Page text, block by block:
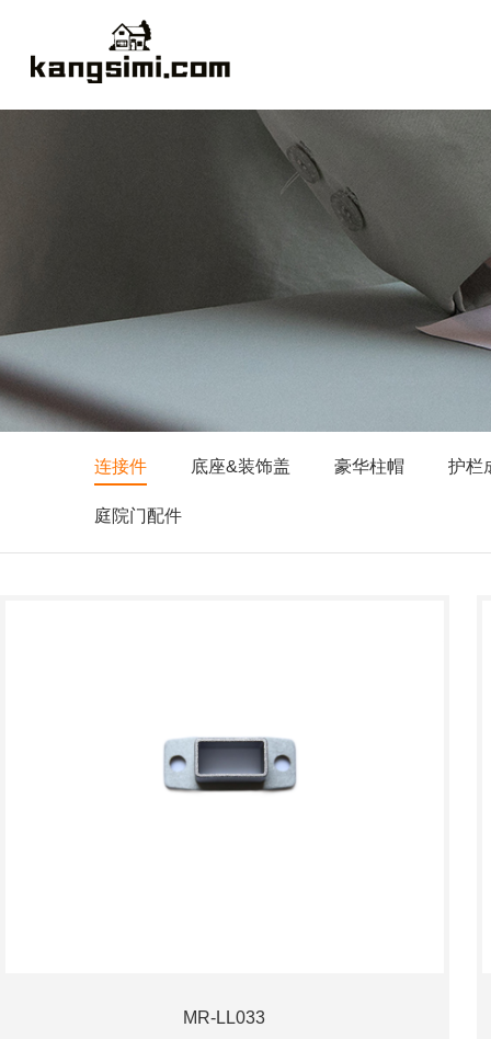
连接件 底座&装饰盖 豪华柱帽 护栏
庭院门配件
MR-LL033